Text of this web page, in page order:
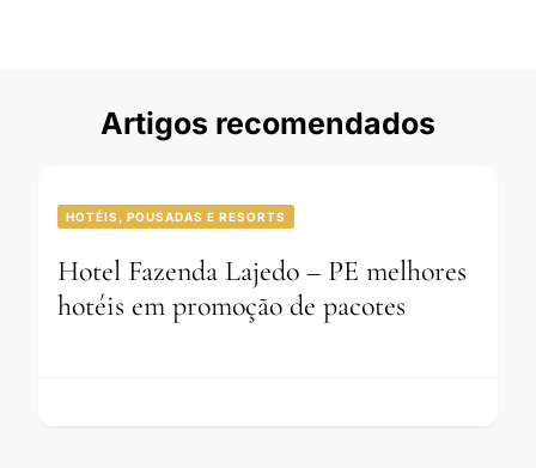
Artigos recomendados
HOTÉIS, POUSADAS E RESORTS
Hotel Fazenda Lajedo – PE melhores
hotéis em promoção de pacotes